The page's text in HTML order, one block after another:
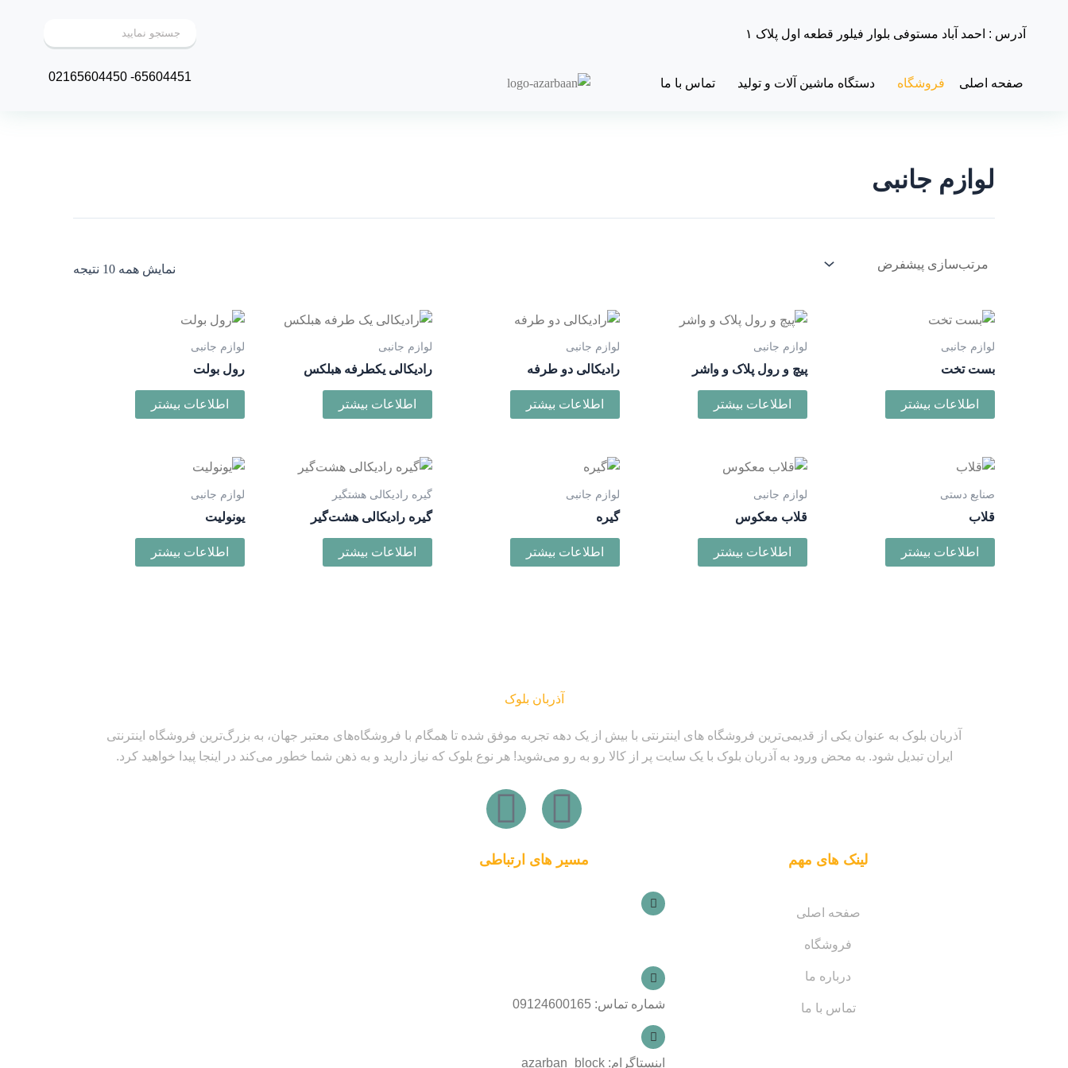
آدرس : احمد آباد مستوفی بلوار فیلور قطعه اول پلاک ۱
صفحه اصلی فروشگاه دستگاه ماشین آلات و تولید تماس با ما 65604451- 02165604450
لوازم جانبی
نمایش همه 10 نتیجه
لوازم جانبی
بست تخت
اطلاعات بیشتر
لوازم جانبی
پیچ و رول پلاک و واشر
اطلاعات بیشتر
لوازم جانبی
رادیکالی دو طرفه
اطلاعات بیشتر
لوازم جانبی
رادیکالی یکطرفه هبلکس
اطلاعات بیشتر
لوازم جانبی
رول بولت
اطلاعات بیشتر
صنایع دستی
قلاب
اطلاعات بیشتر
لوازم جانبی
قلاب معکوس
اطلاعات بیشتر
لوازم جانبی
گیره
اطلاعات بیشتر
گیره رادیکالی هشتگیر
گیره رادیکالی هشت‌گیر
اطلاعات بیشتر
لوازم جانبی
یونولیت
اطلاعات بیشتر
آذربان بلوک
آذربان بلوک به عنوان یکی از قدیمی‌ترین فروشگاه های اینترنتی با بیش از یک دهه تجربه موفق شده تا همگام با فروشگاه‌های معتبر جهان، به بزرگ‌ترین فروشگاه اینترنتی
ایران تبدیل شود. به محض ورود به آذربان بلوک با یک سایت پر از کالا رو به رو می‌شوید! هر نوع بلوک که نیاز دارید و به ذهن شما خطور می‌کند در اینجا پیدا خواهید کرد.
I
n
g
W
h
لینک های مهم
صفحه اصلی
فروشگاه
درباره ما
تماس با ما
مسیر های ارتباطی
شماره تماس: 09124600165
اینستاگرام: azarban_block